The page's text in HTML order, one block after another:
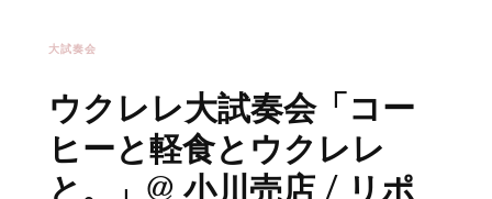
大試奏会
ウクレレ大試奏会「コー
ヒーと軽食とウクレレ
と。」@ 小川売店 / リポ